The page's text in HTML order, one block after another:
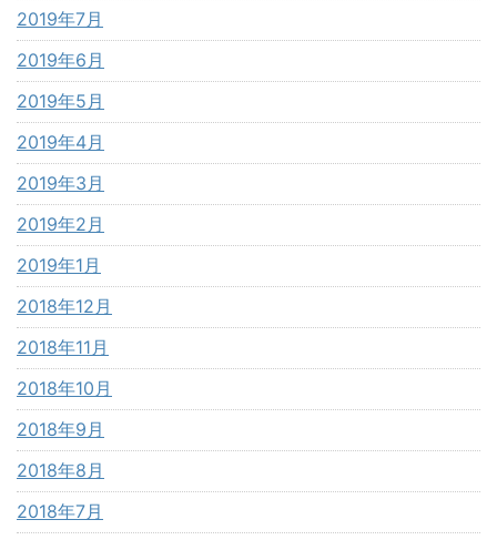
2019年7月
2019年6月
2019年5月
2019年4月
2019年3月
2019年2月
2019年1月
2018年12月
2018年11月
2018年10月
2018年9月
2018年8月
2018年7月